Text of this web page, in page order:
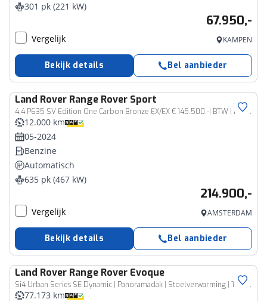
301 pk (221 kW)
67.950,-
Vergelijk KAMPEN
Bekijk details Bel aanbieder
Land Rover Range Rover Sport
4.4 P635 SV Edition One Carbon Bronze EX/EX € 145.500,-| BTW | PPF Folie | NL geleverd
12.000 km
05-2024
Benzine
Automatisch
635 pk (467 kW)
214.900,-
Vergelijk AMSTERDAM
Bekijk details Bel aanbieder
Land Rover Range Rover Evoque
Si4 Urban Series SE Dynamic | Panoramadak | Stoelverwarming | Trekhaak |
77.173 km